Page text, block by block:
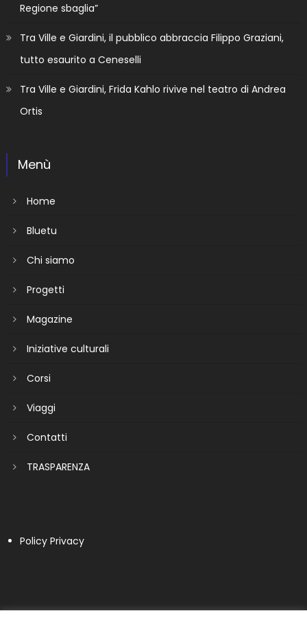
Regione sbaglia”
Tra Ville e Giardini, il pubblico abbraccia Filippo Graziani,
tutto esaurito a Ceneselli
Tra Ville e Giardini, Frida Kahlo rivive nel teatro di Andrea
Ortis
Menù
Home
Bluetu
Chi siamo
Progetti
Magazine
Iniziative culturali
Corsi
Viaggi
Contatti
TRASPARENZA
Policy Privacy